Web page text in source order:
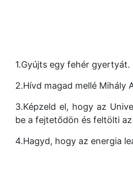
1.Gyújts egy fehér gyertyát.
2.Hívd magad mellé Mihály
3.Képzeld el, hogy az
be a fejtetődön és feltölti
4.Hagyd, hogy az energia